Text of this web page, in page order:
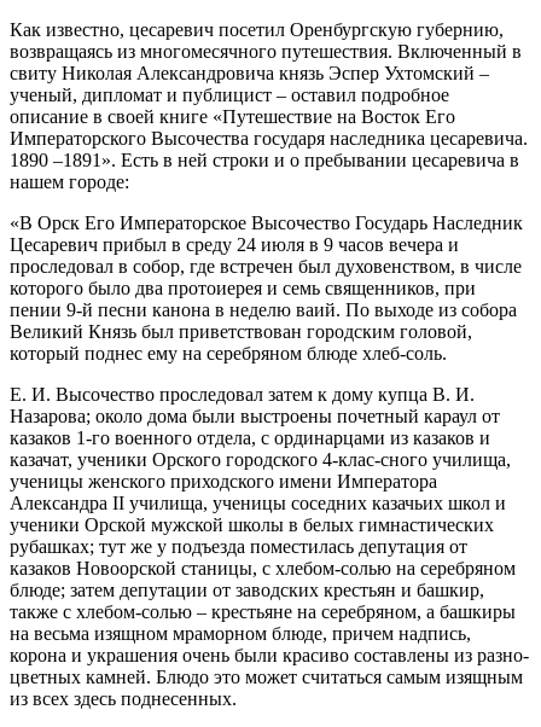
Как известно, цесаревич посетил Оренбургскую губернию,
возвращаясь из многомесячного путешествия. Включенный в
свиту Николая Александровича князь Эспер Ухтомский –
ученый, дипломат и публицист – оставил подробное
описание в своей книге «Путешествие на Восток Его
Императорского Высочества государя наследника цесаревича.
1890 –1891». Есть в ней строки и о пребывании цесаревича в
нашем городе:
«В Орск Его Императорское Высочество Государь Наследник
Цесаревич прибыл в среду 24 июля в 9 часов вечера и
проследовал в собор, где встречен был духовенством, в числе
которого было два протоиерея и семь священников, при
пении 9-й песни канона в неделю ваий. По выходе из собора
Великий Князь был приветствован городским головой,
который поднес ему на серебряном блюде хлеб-соль.
Е. И. Высочество проследовал затем к дому купца В. И.
Назарова; около дома были выстроены почетный караул от
казаков 1-го военного отдела, с ординарцами из казаков и
казачат, ученики Орского городского 4-клас-сного училища,
ученицы женского приходского имени Императора
Александра II училища, ученицы соседних казачьих школ и
ученики Орской мужской школы в белых гимнастических
рубашках; тут же у подъезда поместилась депутация от
казаков Новоорской станицы, с хлебом-солью на серебряном
блюде; затем депутации от заводских крестьян и башкир,
также с хлебом-солью – крестьяне на серебряном, а башкиры
на весьма изящном мраморном блюде, причем надпись,
корона и украшения очень были красиво составлены из разно-
цветных камней. Блюдо это может считаться самым изящным
из всех здесь поднесенных.